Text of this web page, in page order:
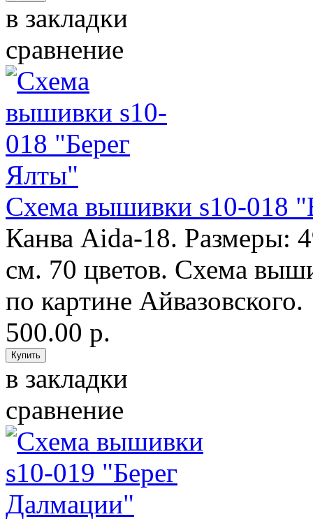
в закладки
сравнение
Схема вышивки s10-018
Канва Aida-18. Размеры:
см. 70 цветов. Схема
по картине
500.00 р.
в закладки
сравнение